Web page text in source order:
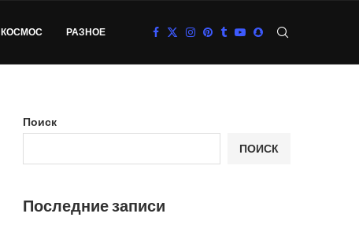
КОСМОС РАЗНОЕ
Поиск
ПОИСК
Последние записи